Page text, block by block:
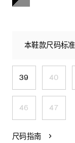
本鞋款尺码标
39 40
46 47
尺码指南